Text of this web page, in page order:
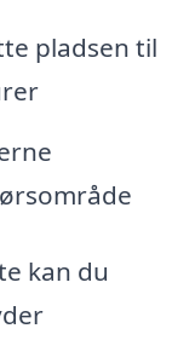
pladsen til
kan du